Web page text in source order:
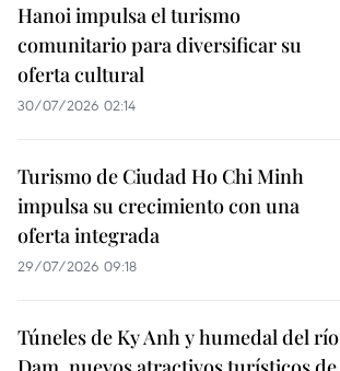
Hanoi impulsa el turismo
comunitario para diversificar su
oferta cultural
30/07/2026 02:14
Turismo de Ciudad Ho Chi Minh
impulsa su crecimiento con una
oferta integrada
29/07/2026 09:18
Túneles de Ky Anh y humedal del río